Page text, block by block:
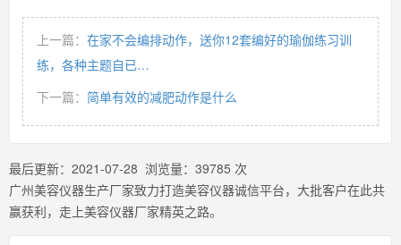
上一篇： 在家不会编排动作，送你12套编好的瑜伽练习训
练，各种主题自已…
下一篇： 简单有效的减肥动作是什么
最后更新： 2021-07-28 浏览量： 39785 次
广州美容仪器生产厂家致力打造美容仪器诚信平台，大批客户在此共
赢获利，走上美容仪器厂家精英之路。